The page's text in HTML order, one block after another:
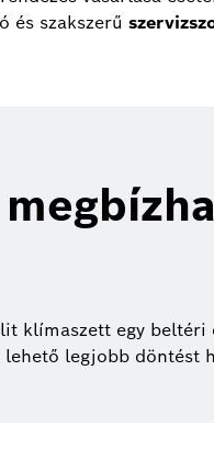
és szakszerű
klímaszett egy
lehető legjobb döntést